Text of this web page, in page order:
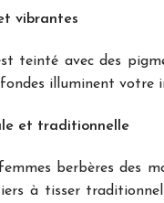
vibrantes
teinté avec des
illuminent votre
et traditionnelle
berbères des
à tisser